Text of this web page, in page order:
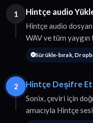
1 Hintçe audio
Hintçe audio
WAV ve tüm
Sürükle-bırak,
2 Hintçe Deşifre Et
Sonix, çeviri için
amacıyla Hintçe